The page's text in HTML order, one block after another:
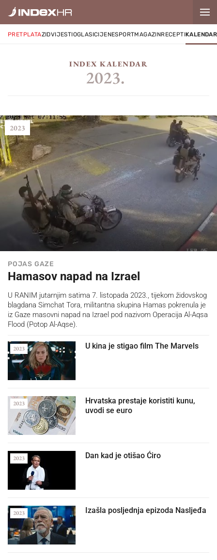
PRETPLATAZIDVIJESTIOGLASICIJENESPORTMAGAZINRECEPTIKALENDAR
INDEX KALENDAR
2023.
POJAS GAZE
Hamasov napad na Izrael
2023
U RANIM jutarnjim satima 7. listopada 2023., tijekom židovskog
blagdana Simchat Tora, militantna skupina Hamas pokrenula je
iz Gaze masovni napad na Izrael pod nazivom Operacija Al-Aqsa
Flood (Potop Al-Aqse).
U kina je stigao film The Marvels
2023
Hrvatska prestaje koristiti kunu,
uvodi se euro
2023
Dan kad je otišao Ćiro
2023
Izašla posljednja epizoda Nasljeđa
2023